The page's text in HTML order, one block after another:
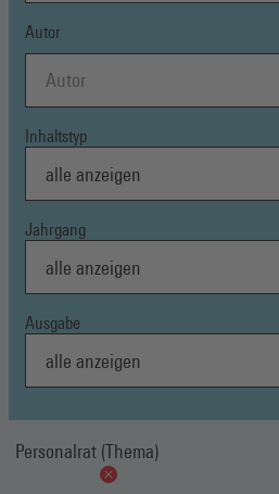
Autor
Inhaltstyp
Jahrgang
Ausgabe
Personalrat (Thema)